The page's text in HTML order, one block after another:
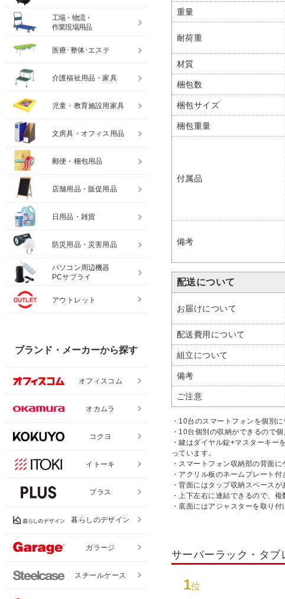
重量
耐荷重
材質
梱包数
梱包サイズ
梱包重量
付属品
備考
配送について
お届けについて
配送費用について
組立について
備考
ご注意
・10台のスマートフォンを個別
・10台個別の収納ができるので
・鍵はダイヤル錠+マスターキ
っています。
・スマートフォン収納部の背面
・アクリル板のネームプレート
・背面にはタップ収納スペース
・上下左右に連結できるので、
・底面にはアジャスターを取り
サーバーラック・タ
1位
工場・物流・
作業現場用品
医療･整体･エステ
介護福祉用品・家具
児童・教育施設用家具
文房具・オフィス用品
郵便・梱包用品
店舗用品・販促用品
日用品・雑貨
防災用品・災害用品
パソコン周辺機器
PCサプライ
アウトレット
ブランド・メーカーから探す
オフィスコム
オカムラ
コクヨ
イトーキ
プラス
暮らしのデザイン
ガラージ
スチールケース